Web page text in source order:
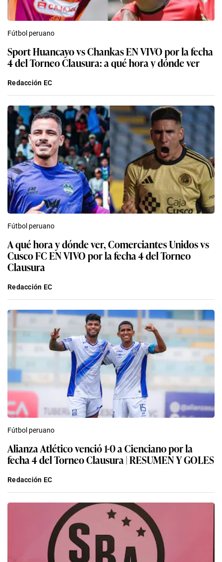
Fútbol peruano
Sport Huancayo vs Chankas EN VIVO por la fecha
4 del Torneo Clausura: a qué hora y dónde ver
Redacción EC
Fútbol peruano
A qué hora y dónde ver, Comerciantes Unidos vs
Cusco FC EN VIVO por la fecha 4 del Torneo
Clausura
Redacción EC
Fútbol peruano
Alianza Atlético venció 1-0 a Cienciano por la
fecha 4 del Torneo Clausura | RESUMEN Y GOLES
Redacción EC